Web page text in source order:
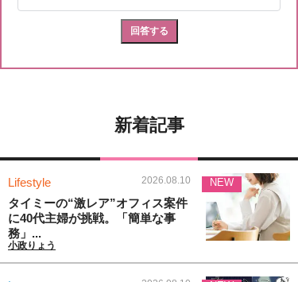
新着記事
Lifestyle 2026.08.10
タイミーの“激レア”オフィス案件
に40代主婦が挑戦。「簡単な事
務」...
小政りょう
NEW